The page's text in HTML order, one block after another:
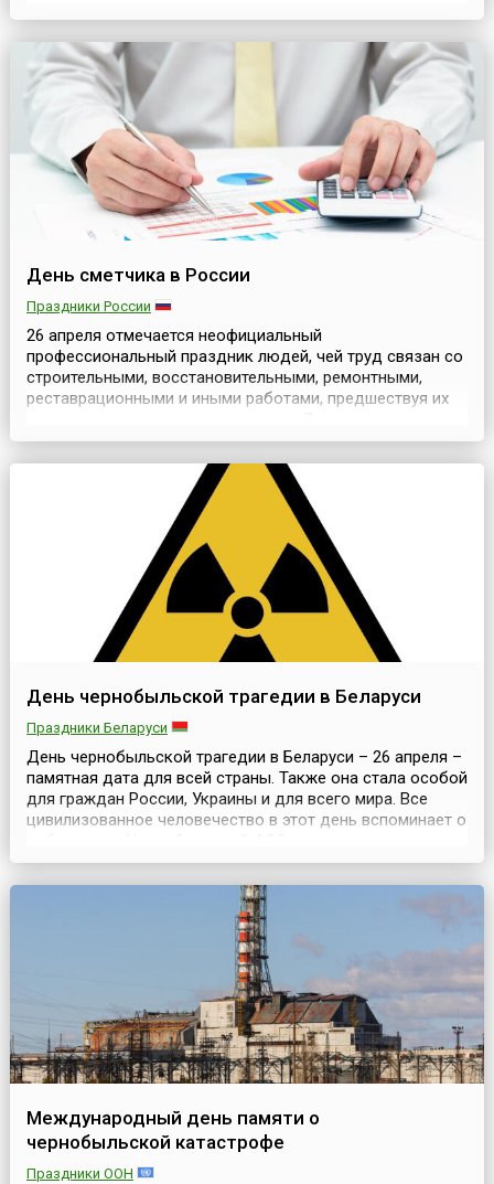
дату ежегодного празднования — 27 апреля —
утвердили высший орган Федеральной нотариальной
палаты и Собрание представителей нотариальных палат
субъектов РФ...
День сметчика в России
Праздники России
26 апреля отмечается неофициальный
профессиональный праздник людей, чей труд связан со
строительными, восстановительными, ремонтными,
реставрационными и иными работами, предшествуя их
сметчика.Выбор дня 26 апреля для этого
профессионально праздника пал на дату принятия
Государственных сметных нормативов (ГЭСН –
государственные элементарные сметные нормы) в 2...
День чернобыльской трагедии в Беларуси
Праздники Беларуси
День чернобыльской трагедии в Беларуси – 26 апреля –
памятная дата для всей страны. Также она стала особой
для граждан России, Украины и для всего мира. Все
цивилизованное человечество в этот день вспоминает о
жизни и здоровья, встал на борьбу с радиационной
стихией. Историческая справкаЧернобыльская атомная
электростанция, 26 апреля 1986 г...
Международный день памяти о
чернобыльской катастрофе
Праздники ООН